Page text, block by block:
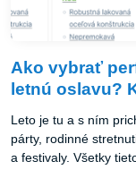
Ako vybrať
letnú oslavu?
Leto je tu a s ním
párty, rodinné
a festivaly. Všetky